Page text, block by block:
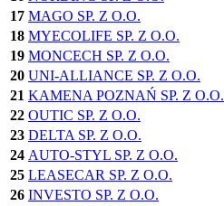
17 MAGO SP. Z O.O.
18 MYECOLIFE SP. Z O.O.
19 MONCECH SP. Z O.O.
20 UNI-ALLIANCE SP. Z O.O.
21 KAMENA POZNAŃ SP. Z O.O.
22 OUTIC SP. Z O.O.
23 DELTA SP. Z O.O.
24 AUTO-STYL SP. Z O.O.
25 LEASECAR SP. Z O.O.
26 INVESTO SP. Z O.O.